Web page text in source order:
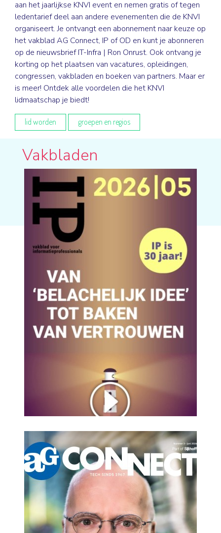
aan het jaarlijkse KNVI event en nemen gratis of tegen
ledentarief deel aan andere evenementen die de KNVI
organiseert. Je ontvangt een abonnement naar keuze op
het vakblad AG Connect, IP of OD en kunt je abonneren
op de nieuwsbrief IT-Infra | Ron Onrust. Ook ontvang je
korting op het plaatsen van vacatures, opleidingen,
congressen, vakbladen en boeken van partners. Maar er
is meer! Ontdek alle voordelen die het KNVI
lidmaatschap je biedt!
lid worden groepen en regios
Vakbladen